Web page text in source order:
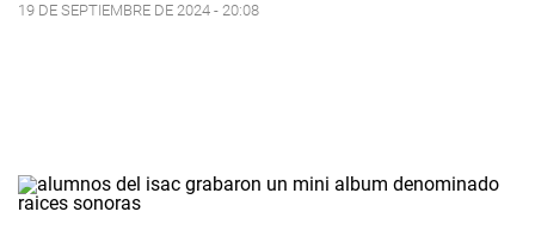
19 DE SEPTIEMBRE DE 2024 - 20:08